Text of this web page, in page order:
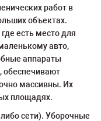
работ в
объектах.
есть место для
авто,
аппараты
обеспечивают
массивны. Их
площадях.
сети). Уборочные